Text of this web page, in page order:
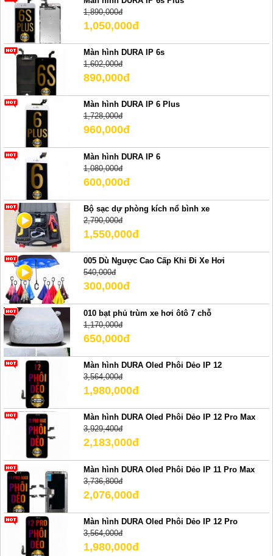
1,890,000đ
1,050,000đ
Màn hình DURA IP 6s
1,602,000đ
890,000đ
Màn hình DURA IP 6 Plus
1,728,000đ
960,000đ
Màn hình DURA IP 6
1,080,000đ
600,000đ
Bộ sạc dự phòng kích nổ bình xe
2,790,000đ
1,550,000đ
005 Dù Ngược Cao Cấp Khi Đi Xe Hơi
540,000đ
300,000đ
010 bạt phủ trùm xe hơi ôtô 7 chỗ
1,170,000đ
650,000đ
Màn hình DURA Oled Phôi Dẻo IP 12
3,564,000đ
1,980,000đ
Màn hình DURA Oled Phôi Dẻo IP 12 Pro Max
3,929,400đ
2,183,000đ
Màn hình DURA Oled Phôi Dẻo IP 11 Pro Max
3,736,800đ
2,076,000đ
Màn hình DURA Oled Phôi Dẻo IP 12 Pro
3,564,000đ
1,980,000đ